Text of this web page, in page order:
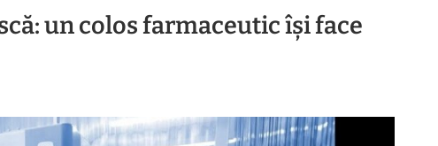
un colos farmaceutic își face